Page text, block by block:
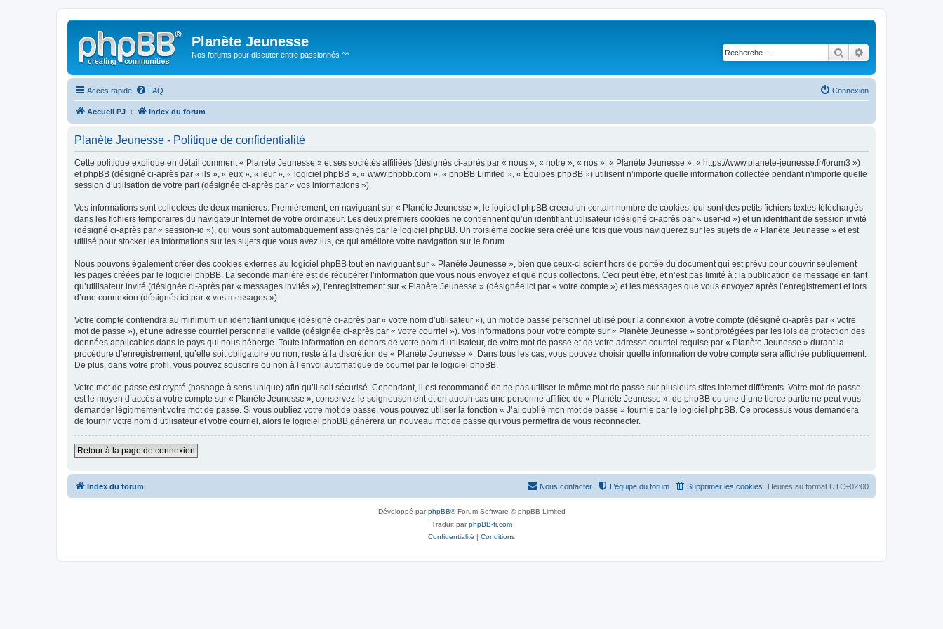
Planète Jeunesse
Nos forums pour discuter entre passionnés ^^ Rechercher
Accès rapide FAQ Connexion
Accueil PJ Index du forum
Planète Jeunesse - Politique de confidentialité
Cette politique explique en détail comment « Planète Jeunesse » et ses sociétés affiliées (désignés ci-après par « nous », « notre », « nos », « Planète Jeunesse », « https://www.planete-jeunesse.fr/forum3 »)
et phpBB (désigné ci-après par « ils », « eux », « leur », « logiciel phpBB », « www.phpbb.com », « phpBB Limited », « Équipes phpBB ») utilisent n’importe quelle information collectée pendant n’importe quelle
session d’utilisation de votre part (désignée ci-après par « vos informations »).
Vos informations sont collectées de deux manières. Premièrement, en naviguant sur « Planète Jeunesse », le logiciel phpBB créera un certain nombre de cookies, qui sont des petits fichiers textes téléchargés
dans les fichiers temporaires du navigateur Internet de votre ordinateur. Les deux premiers cookies ne contiennent qu’un identifiant utilisateur (désigné ci-après par « user-id ») et un identifiant de session invité
(désigné ci-après par « session-id »), qui vous sont automatiquement assignés par le logiciel phpBB. Un troisième cookie sera créé une fois que vous naviguerez sur les sujets de « Planète Jeunesse » et est
utilisé pour stocker les informations sur les sujets que vous avez lus, ce qui améliore votre navigation sur le forum.
Nous pouvons également créer des cookies externes au logiciel phpBB tout en naviguant sur « Planète Jeunesse », bien que ceux-ci soient hors de portée du document qui est prévu pour couvrir seulement
les pages créées par le logiciel phpBB. La seconde manière est de récupérer l’information que vous nous envoyez et que nous collectons. Ceci peut être, et n’est pas limité à : la publication de message en tant
qu’utilisateur invité (désignée ci-après par « messages invités »), l’enregistrement sur « Planète Jeunesse » (désignée ici par « votre compte ») et les messages que vous envoyez après l’enregistrement et lors
d’une connexion (désignés ici par « vos messages »).
Votre compte contiendra au minimum un identifiant unique (désigné ci-après par « votre nom d’utilisateur »), un mot de passe personnel utilisé pour la connexion à votre compte (désigné ci-après par « votre
mot de passe »), et une adresse courriel personnelle valide (désignée ci-après par « votre courriel »). Vos informations pour votre compte sur « Planète Jeunesse » sont protégées par les lois de protection des
données applicables dans le pays qui nous héberge. Toute information en-dehors de votre nom d’utilisateur, de votre mot de passe et de votre adresse courriel requise par « Planète Jeunesse » durant la
procédure d’enregistrement, qu’elle soit obligatoire ou non, reste à la discrétion de « Planète Jeunesse ». Dans tous les cas, vous pouvez choisir quelle information de votre compte sera affichée publiquement.
De plus, dans votre profil, vous pouvez souscrire ou non à l’envoi automatique de courriel par le logiciel phpBB.
Votre mot de passe est crypté (hashage à sens unique) afin qu’il soit sécurisé. Cependant, il est recommandé de ne pas utiliser le même mot de passe sur plusieurs sites Internet différents. Votre mot de passe
est le moyen d’accès à votre compte sur « Planète Jeunesse », conservez-le soigneusement et en aucun cas une personne affiliée de « Planète Jeunesse », de phpBB ou une d’une tierce partie ne peut vous
demander légitimement votre mot de passe. Si vous oubliez votre mot de passe, vous pouvez utiliser la fonction « J’ai oublié mon mot de passe » fournie par le logiciel phpBB. Ce processus vous demandera
de fournir votre nom d’utilisateur et votre courriel, alors le logiciel phpBB générera un nouveau mot de passe qui vous permettra de vous reconnecter.
Retour à la page de connexion
Index du forum Heures au format UTC+02:00
Supprimer les cookies
L’équipe du forum
Nous contacter
Développé parphpBB® Forum Software © phpBB Limited
Traduit parphpBB-fr.com
Confidentialité | Conditions